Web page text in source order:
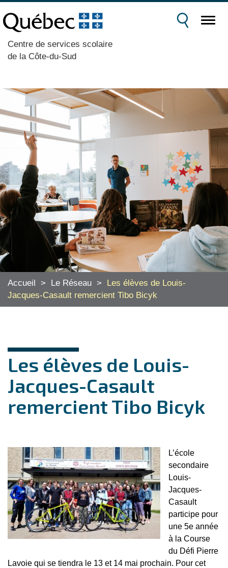
Centre de services scolaire
de la Côte-du-Sud
Accueil > Le Réseau >
Les élèves de Louis-
Jacques-Casault remercient Tibo Bicyk
Les élèves de Louis-
Jacques-Casault
remercient Tibo Bicyk
L’école
secondaire
Louis-
Jacques-
Casault
participe pour
une 5e année
à la Course
du Défi Pierre
Lavoie qui se tiendra le 13 et 14 mai prochain. Pour cet